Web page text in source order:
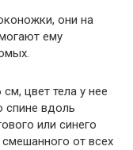
они на
ему
цвет тела у нее
спине вдоль
или синего
от всех